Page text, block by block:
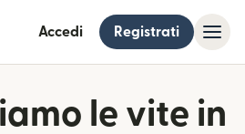
Accedi Registrati
le vite in